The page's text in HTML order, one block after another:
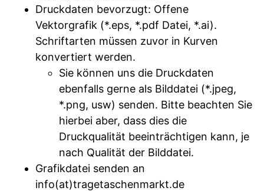
Druckdaten bevorzugt: Offene
Vektorgrafik (*.eps, *.pdf Datei, *.ai).
Schriftarten müssen zuvor in Kurven
konvertiert werden.
Sie können uns die Druckdaten
ebenfalls gerne als Bilddatei (*.jpeg,
*.png, usw) senden. Bitte beachten Sie
hierbei aber, dass dies die
Druckqualität beeinträchtigen kann, je
nach Qualität der Bilddatei.
Grafikdatei senden an
info(at)tragetaschenmarkt.de